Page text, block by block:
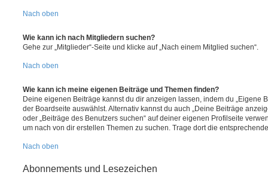
Nach oben
Wie kann ich nach Mitgliedern suchen?
Gehe zur „Mitglieder“-Seite und klicke auf „Nach einem Mitglied suchen“.
Nach oben
Wie kann ich meine eigenen Beiträge und Themen finden?
Deine eigenen Beiträge kannst du dir anzeigen lassen, indem du „Eigene
der Boardseite auswählst. Alternativ kannst du auch „Deine Beiträge
oder „Beiträge des Benutzers suchen“ auf deiner eigenen Profilseite
um nach von dir erstellen Themen zu suchen. Trage dort die
Nach oben
Abonnements und Lesezeichen